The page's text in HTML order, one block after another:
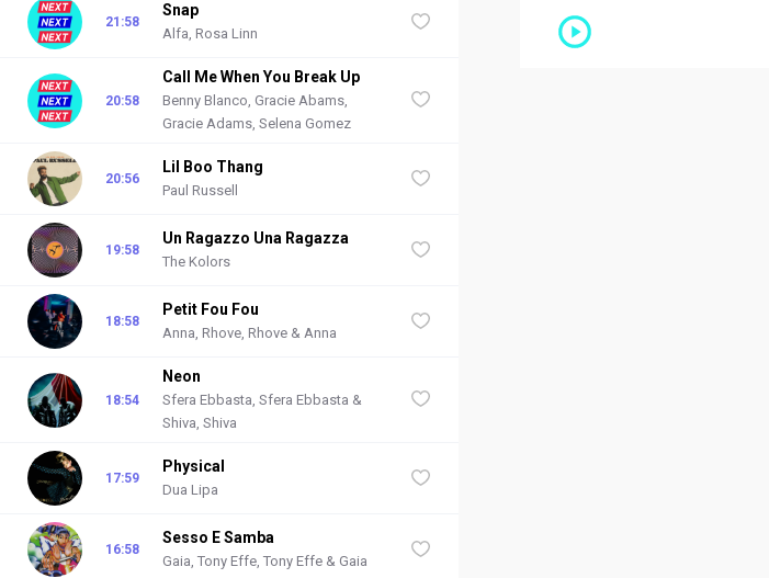
21:58
Snap
Alfa, Rosa Linn
20:58
Call Me When You Break Up
Benny Blanco, Gracie Abams,
Gracie Adams, Selena Gomez
20:56
Lil Boo Thang
Paul Russell
19:58
Un Ragazzo Una Ragazza
The Kolors
18:58
Petit Fou Fou
Anna, Rhove, Rhove & Anna
18:54
Neon
Sfera Ebbasta, Sfera Ebbasta &
Shiva, Shiva
17:59
Physical
Dua Lipa
16:58
Sesso E Samba
Gaia, Tony Effe, Tony Effe & Gaia